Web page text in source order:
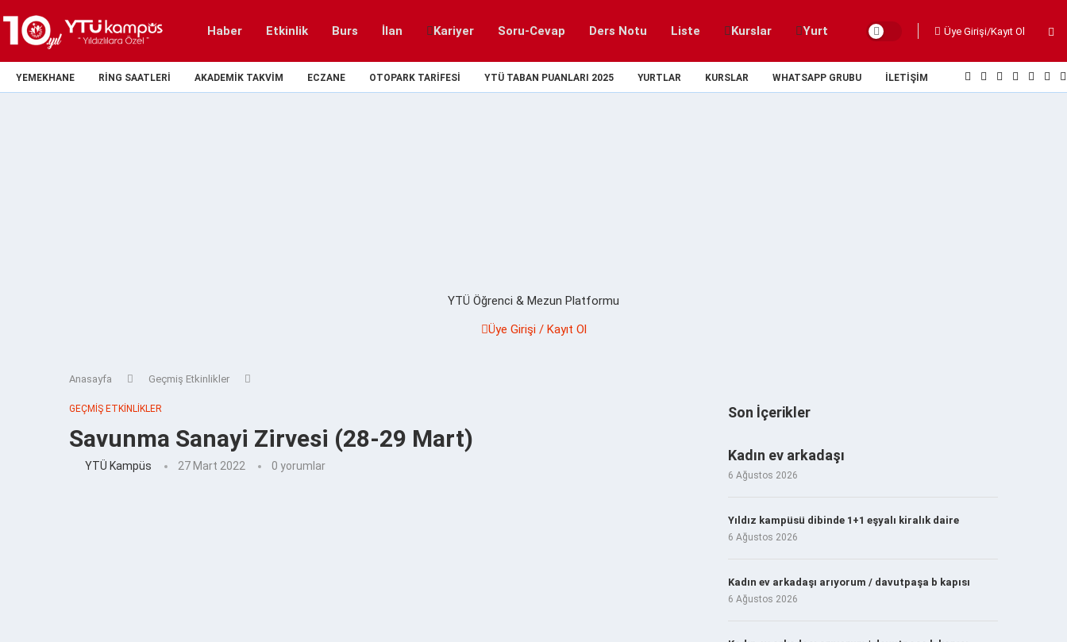
Haber Etkinlik Burs İlan Kariyer Soru-Cevap Ders Notu Liste Kurslar Yurt Üye Girişi/Kayıt Ol
YEMEKHANE RING SAATLERI AKADEMIK TAKVIM ECZANE OTOPARK TARIFESI YTÜ TABAN PUANLARI 2025 YURTLAR KURSLAR WHATSAPP GRUBU İLETIŞIM
YTÜ Öğrenci & Mezun Platformu
Üye Girişi / Kayıt Ol
Anasayfa Geçmiş Etkinlikler
GEÇMIŞ ETKINLIKLER
Savunma Sanayi Zirvesi (28-29 Mart)
YTÜ Kampüs 27 Mart 2022 0 yorumlar
Son İçerikler
Kadın ev arkadaşı
6 Ağustos 2026
Yıldız kampüsü dibinde 1+1 eşyalı kiralık daire
6 Ağustos 2026
Kadın ev arkadaşı arıyorum / davutpaşa b kapısı
6 Ağustos 2026